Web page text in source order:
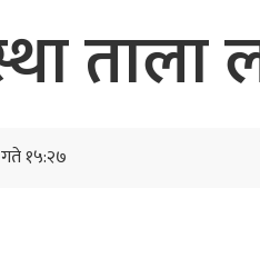
ताला
१५:२७